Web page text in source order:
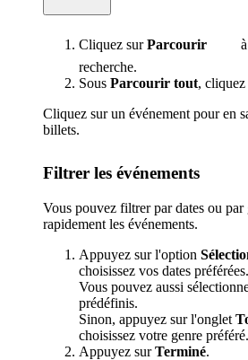
Cliquez surParcourir
recherche.
Sous Parcourir tout,
Cliquez sur un événement pour en
billets.
Filtrer les événements
Vous pouvez filtrer par dates ou
rapidement les événements.
Appuyez sur l'option
choisissez vos dates préférées.
Vous pouvez aussi
prédéfinis.
Sinon, appuyez sur l'onglet
choisissez votre genre préféré.
Appuyez surTerminé.